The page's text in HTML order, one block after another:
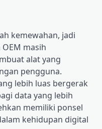
kemewahan, jadi
masih
alat yang
pengguna.
lebih luas bergerak
data yang lebih
memiliki ponsel
kehidupan digital